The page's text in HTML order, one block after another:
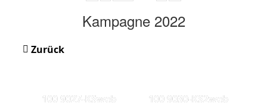
Kampagne 2022
Zurück
100 9027-KSweb 100 9030-KS2web